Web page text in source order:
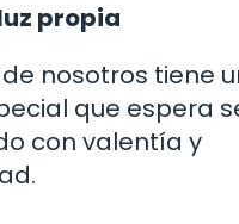
propia
nosotros tiene
que espera
con valentía y